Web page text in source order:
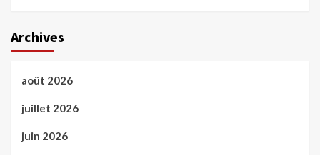
Archives
août 2026
juillet 2026
juin 2026